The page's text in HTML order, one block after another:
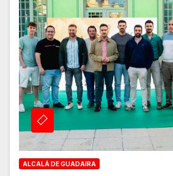
ALCALÁ DE GUADAIRA